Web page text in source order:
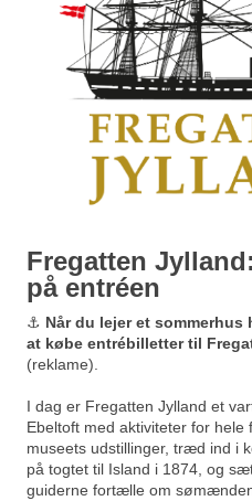
Fregatten
på entréen
⚓ Når du lejer et
at købe entrébilletter til
(reklame).
I dag er Fregatten Jylland et
Ebeltoft med aktiviteter for hele
museets udstillinger, træd ind i
på togtet til Island i 1874, og
guiderne fortælle om